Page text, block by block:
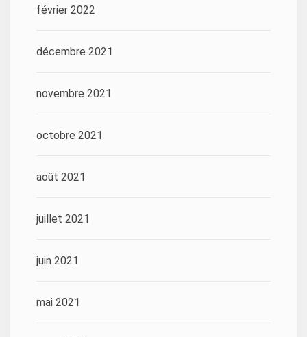
février 2022
décembre 2021
novembre 2021
octobre 2021
août 2021
juillet 2021
juin 2021
mai 2021